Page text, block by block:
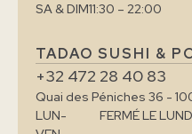
SA & DIM11:30 – 22:00
TADAO SUSHI &
+32 472 28 40 83
Quai des Péniches 36 -
LUN-
FERMÉ LE